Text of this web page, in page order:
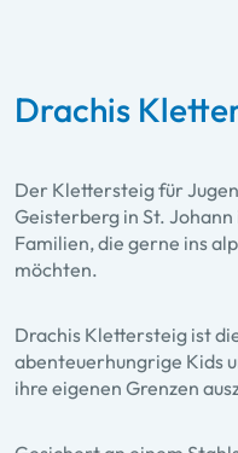
Drachis
Der Klettersteig für
Geisterberg in St. Johann
Familien, die gerne ins
möchten.
Drachis Klettersteig ist
abenteuerhungrige Kids
ihre eigenen Grenzen